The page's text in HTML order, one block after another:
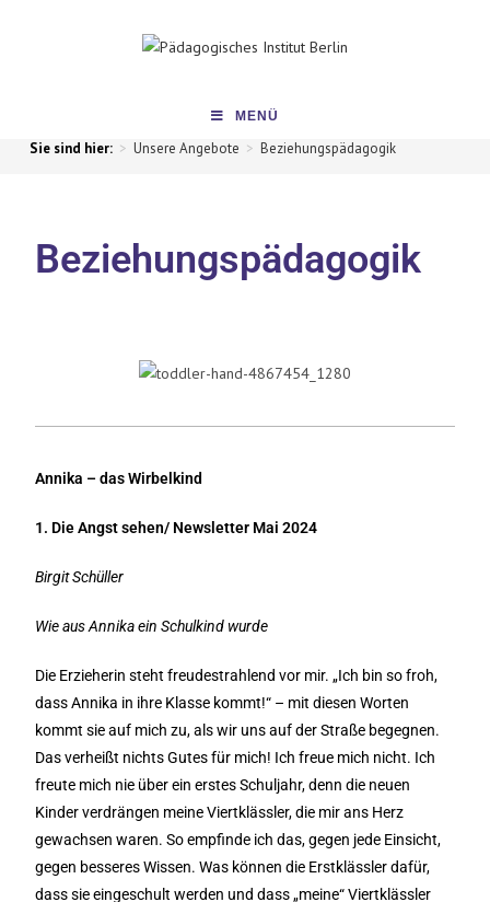
MENÜ
> Unsere Angebote > Beziehungspädagogik
Beziehungspädagogik
Annika – das Wirbelkind
1. Die Angst sehen/ Newsletter Mai 2024
Birgit Schüller
Wie aus Annika ein Schulkind wurde
Die Erzieherin steht freudestrahlend vor mir. „Ich bin so froh,
dass Annika in ihre Klasse kommt!“ – mit diesen Worten
kommt sie auf mich zu, als wir uns auf der Straße begegnen.
Das verheißt nichts Gutes für mich! Ich freue mich nicht. Ich
freute mich nie über ein erstes Schuljahr, denn die neuen
Kinder verdrängen meine Viertklässler, die mir ans Herz
gewachsen waren. So empfinde ich das, gegen jede Einsicht,
gegen besseres Wissen. Was können die Erstklässler dafür,
dass sie eingeschult werden und dass „meine“ Viertklässler